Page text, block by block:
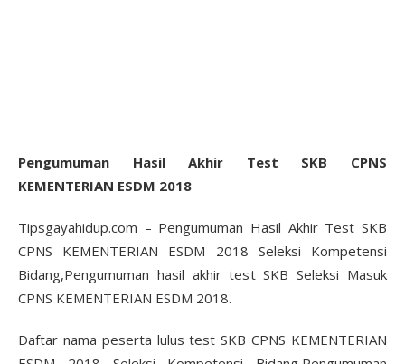
Pengumuman Hasil Akhir Test SKB CPNS
KEMENTERIAN ESDM 2018
Tipsgayahidup.com – Pengumuman Hasil Akhir Test SKB
CPNS KEMENTERIAN ESDM 2018 Seleksi Kompetensi
Bidang,Pengumuman hasil akhir test SKB Seleksi Masuk
CPNS KEMENTERIAN ESDM 2018.
Daftar nama peserta lulus test SKB CPNS KEMENTERIAN